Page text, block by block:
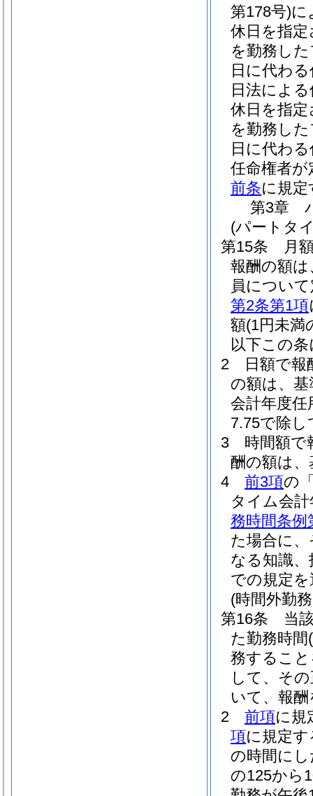
第178号)に
休日を指
を勤務し
日に代わ
日法によ
休日を指
を勤務し
日に代わ
任命権者
前条に規
第3章
(パートタ
第15条
月
報酬の額
員につい
第2条第1項
額(1円未満
以下この
2
日額で
の額は、
会計年度
7.75で除
3
時間額で
酬の額は
4
前3項の
タイム会
務時間条例
た場合に
なる知識
での規定
(時間外勤
第16条
当
た勤務時間
務するこ
して、そ
いて、報
2
前項に規
項に規定
の時間に
の125から